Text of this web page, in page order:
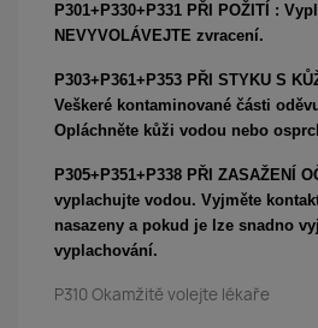
P301+P330+P331 PŘI POŽITÍ :
NEVYVOLÁVEJTE zvracení.
P303+P361+P353 PŘI STYKU S
Veškeré kontaminované části
Opláchněte kůži vodou nebo
P305+P351+P338 PŘI ZASAŽENÍ
vyplachujte vodou. Vyjměte
nasazeny a pokud je lze snadno
vyplachování.
P310 Okamžitě volejte lékaře